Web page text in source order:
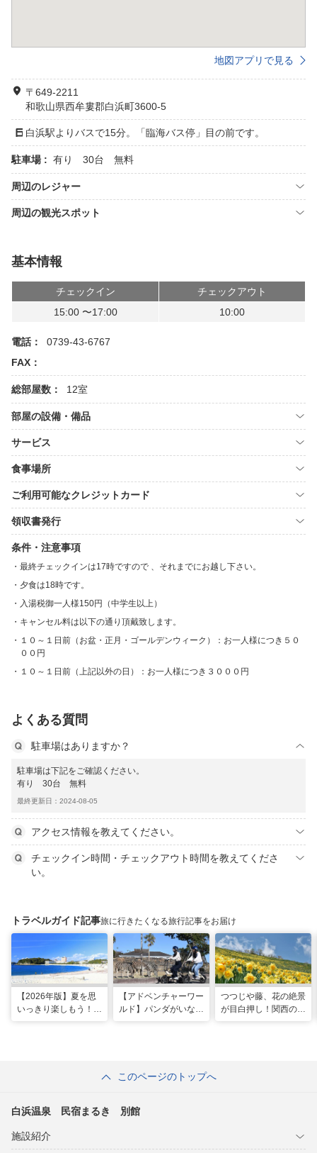
地図アプリで見る
〒649-2211
和歌山県西牟婁郡白浜町3600-5
白浜駅よりバスで15分。「臨海バス停」目の前です。
駐車場 : 有り 30台 無料
周辺のレジャー
周辺の観光スポット
基本情報
チェックイン
チェックアウト
15:00 〜17:00
10:00
電話：
0739-43-6767
FAX：
総部屋数： 12室
部屋の設備・備品
サービス
食事場所
ご利用可能なクレジットカード
領収書発行
条件・注意事項
最終チェックインは17時ですので 、それまでにお越し下さい。
夕食は18時です。
入湯税御一人様150円（中学生以上）
キャンセル料は以下の通り頂戴致します。
１０～１日前（お盆・正月・ゴールデンウィーク）：お一人様につき５０
００円
１０～１日前（上記以外の日）：お一人様につき３０００円
よくある質問
駐車場はありますか？
駐車場は下記をご確認ください。
有り 30台 無料
最終更新日：2024-08-05
アクセス情報を教えてください。
チェックイン時間・チェックアウト時間を教えてくださ
い。
トラベルガイド記事旅に行きたくなる旅行記事をお届け
【2026年版】夏を思
いっきり楽しもう！関
【アドベンチャーワー
ルド】パンダがいなく
つつじや藤、花の絶景
が目白押し！関西の5
このページのトップへ
白浜温泉 民宿まるき 別館
施設紹介